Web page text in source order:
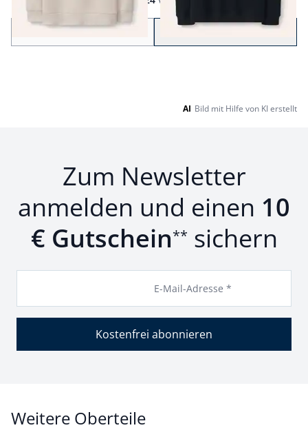
Zurück
AI Bild mit Hilfe von KI erstellt
Zum Newsletter
anmelden und einen 10
€ Gutschein** sichern
E-Mail-Adresse *
Kostenfrei abonnieren
Weitere Oberteile